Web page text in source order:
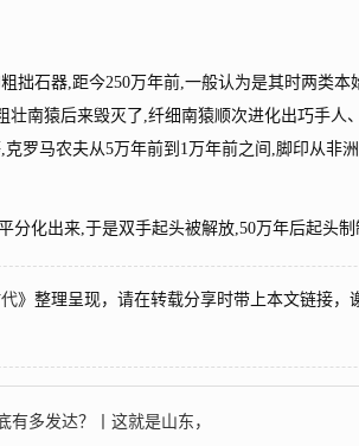
石器,距今250万年前,一般认为是其时两类本
南猿后来毁灭了,纤细南猿顺次进化出巧手人
罗马农夫从5万年前到1万年前之间,脚印从非
化出来,于是双手起头被解放,50万年后起头制
》整理呈现，请在转载分享时带上本文链接，
有多发达？丨这就是山东，